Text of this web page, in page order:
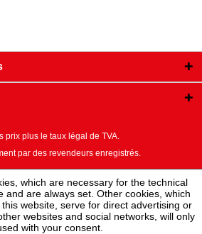
prix plus le taux légal de TVA.
par des revendeurs enregistrés.
which are necessary for the technical
and are always set. Other cookies, which
website, serve for direct advertising or
websites and social networks, will only
with your consent.